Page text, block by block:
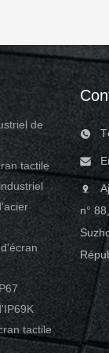
de
tactile
tactile
n°